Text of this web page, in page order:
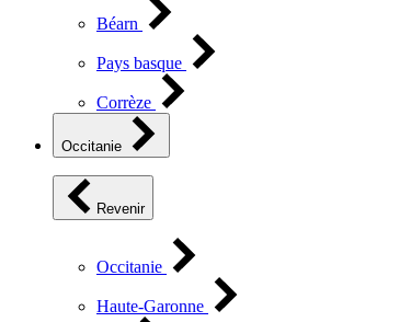
Béarn
Pays basque
Corrèze
Occitanie
Revenir
Occitanie
Haute-Garonne